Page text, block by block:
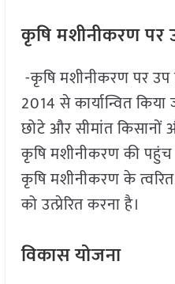
कृषि मशीनीकरण पर
-कृषि मशीनीकरण पर
2014 से कार्यान्वित
छोटे और सीमांत किसानों
कृषि मशीनीकरण की
कृषि मशीनीकरण के
को उत्प्रेरित करना है।
विकास योजना